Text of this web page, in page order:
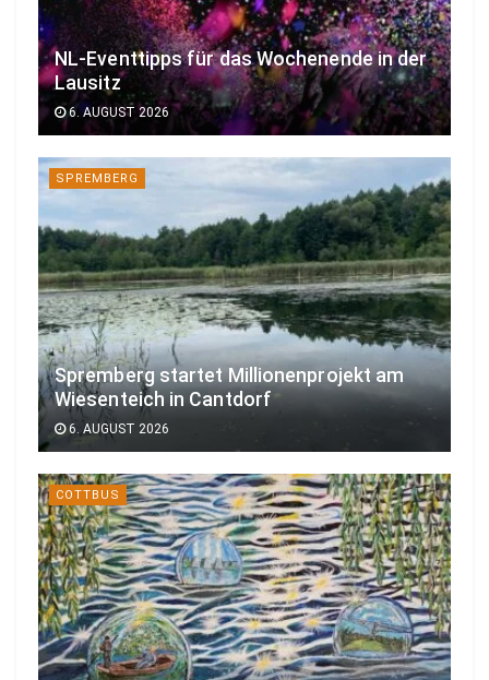
NL-Eventtipps für das Wochenende in der
Lausitz
6. AUGUST 2026
SPREMBERG
Spremberg startet Millionenprojekt am
Wiesenteich in Cantdorf
6. AUGUST 2026
COTTBUS